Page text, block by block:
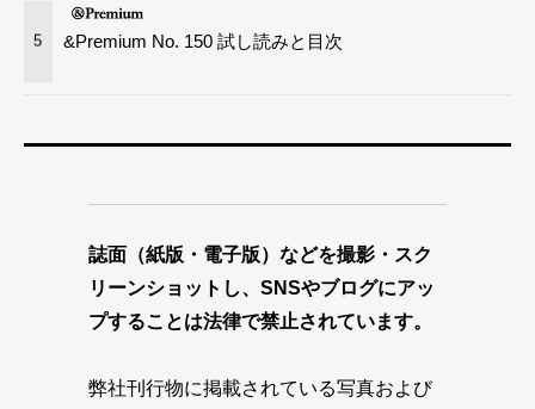
5 &Premium No. 150 試し読みと目次
誌面（紙版・電子版）などを撮影・スク
リーンショットし、SNSやブログにアッ
プすることは法律で禁止されています。
弊社刊行物に掲載されている写真および